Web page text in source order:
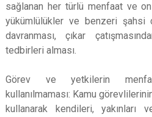
sağlanan her türlü menfaat ve
yükümlülükler ve benzeri şahsi
davranması, çıkar
tedbirleri alması.
Görev ve yetkilerin
kullanılmaması: Kamu
kullanarak kendileri, yakınları